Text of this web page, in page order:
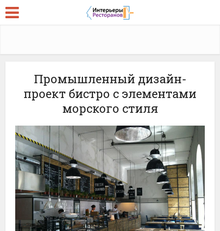
Промышленный дизайн-
проект бистро с элементами
морского стиля